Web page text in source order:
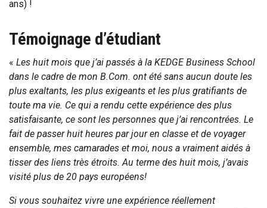
ans) !
Témoignage d’étudiant
« Les huit mois que j’ai passés à la KEDGE Business School
dans le cadre de mon B.Com. ont été sans aucun doute les
plus exaltants, les plus exigeants et les plus gratifiants de
toute ma vie. Ce qui a rendu cette expérience des plus
satisfaisante, ce sont les personnes que j’ai rencontrées. Le
fait de passer huit heures par jour en classe et de voyager
ensemble, mes camarades et moi, nous a vraiment aidés à
tisser des liens très étroits. Au terme des huit mois, j’avais
visité plus de 20 pays européens!
Si vous souhaitez vivre une expérience réellement